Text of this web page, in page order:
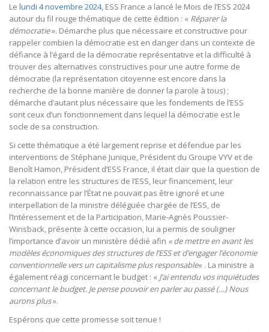
Le lundi 4 novembre 2024, ESS France a lancé le Mois de l’ESS 2024
autour du fil rouge thématique de cette édition : « Réparer la
démocratie». Démarche plus que nécessaire et constructive pour
rappeler combien la démocratie est en danger dans un contexte de
défiance à l’égard de la démocratie représentative et la difficulté à
trouver des alternatives constructives pour une autre forme de
démocratie (la représentation citoyenne est encore dans la
recherche de la bonne manière de donner la parole à tous) ;
démarche d’autant plus nécessaire que les fondements de l’ESS
sont ceux d’un fonctionnement dans lequel la démocratie est le
socle de sa construction.
Si cette thématique a été largement reprise et défendue par les
interventions de Stéphane Junique, Président du Groupe VYV et de
Benoît Hamon, Président d’ESS France, il était clair que la question de
la relation entre les structures de l’ESS, leur financement, leur
reconnaissance par l’État ne pouvait pas être ignoré et une
interpellation de la ministre déléguée chargée de l’ESS, de
l’Intéressement et de la Participation, Marie-Agnès Poussier-
Winsback, présente à cette occasion, lui a permis de souligner
l’importance d’avoir un ministère dédié afin « de mettre en avant les
modèles économiques des structures de l’ESS et d’engager l’économie
conventionnelle vers un capitalisme plus responsable« . La ministre a
également réagi concernant le budget : « J’ai entendu vos inquiétudes
concernant le budget. Je pense pouvoir en parler au passé (…) Nous
aurons plus».
Espérons que cette promesse soit tenue !